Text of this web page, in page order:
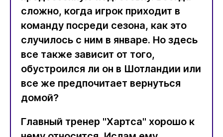
сложно, когда игрок приходит в
команду посреди сезона, как это
случилось с ним в январе. Но здесь
все также зависит от того,
обустроился ли он в Шотландии или
все же предпочитает вернуться
домой?
Главный тренер "Хартса" хорошо к